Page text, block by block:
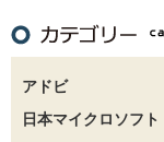
アドビ
日本マイクロソフト